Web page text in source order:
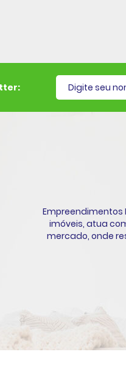
Empreendimentos
imóveis, atua
mercado, onde